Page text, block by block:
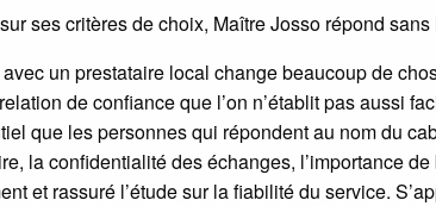
ses critères de choix, Maître Josso répond
un prestataire local change beaucoup de
de confiance que l’on n’établit pas aussi
que les personnes qui répondent au nom du
la confidentialité des échanges, l’importance
et rassuré l’étude sur la fiabilité du service.